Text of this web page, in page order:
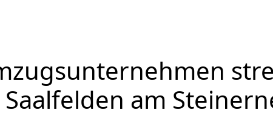
Saalfelden am